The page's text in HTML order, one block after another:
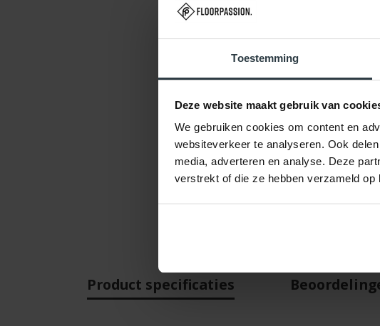
Toestemming
Deze website maakt gebruik van
We gebruiken cookies om content en
websiteverkeer te analyseren. Ook
media, adverteren en analyse. Deze
verstrekt of die ze hebben verzameld
Product specificaties